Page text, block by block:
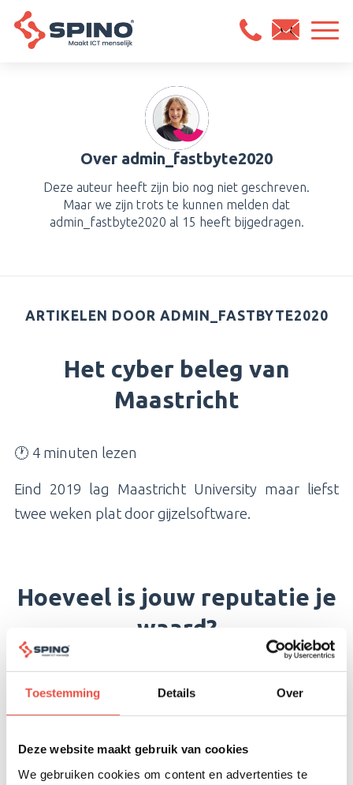
Toestemming Details Over
Deze website maakt gebruik van cookies
We gebruiken cookies om content en advertenties te
Over admin_fastbyte2020
Deze auteur heeft zijn bio nog niet geschreven.
Maar we zijn trots te kunnen melden dat
admin_fastbyte2020 al 15 heeft bijgedragen.
ARTIKELEN DOOR ADMIN_FASTBYTE2020
Het cyber beleg van
Maastricht
🕐 4 minuten lezen
Eind 2019 lag Maastricht University maar liefst
twee weken plat door gijzelsoftware.
Hoeveel is jouw reputatie je
waard?
Het zoveelste bericht op nu.nl over een bedrijf
waar de security tekort schiet